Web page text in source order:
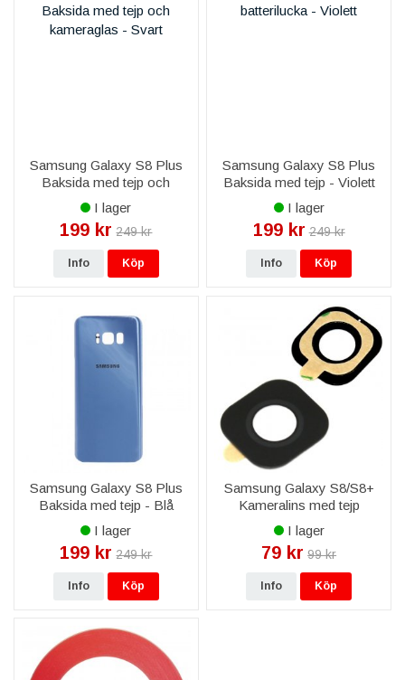
Samsung Galaxy S8 Plus
Baksida med tejp och
kameraglas - Svart
I lager
199 kr 249 kr
Info Köp
Samsung Galaxy S8 Plus
Baksida med tejp - Violett
I lager
199 kr 249 kr
Info Köp
Samsung Galaxy S8 Plus
Baksida med tejp - Blå
I lager
199 kr 249 kr
Info Köp
Samsung Galaxy S8/S8+
Kameralins med tejp
I lager
79 kr 99 kr
Info Köp